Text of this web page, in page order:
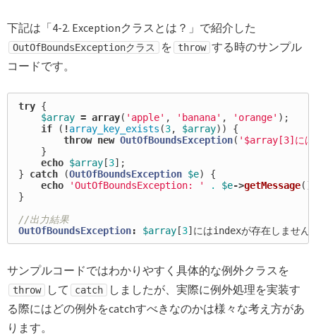
下記は「4-2. Exceptionクラスとは？」で紹介した
OutOfBoundsExceptionクラス を throw する時のサンプル
コードです。
try {
$array = array( 'apple' , 'banana' , 'orange' );
if
( !array_key_exists (3, $array))
{
throw new OutOfBoundsException( '$array[3]には
}
echo $array [3];
}
catch (OutOfBoundsException $e)
{
echo
'OutOfBoundsException: ' . $e->getMessage
}
//出力結果
OutOfBoundsException: $array [3] にはindexが存在しません
サンプルコードではわかりやすく具体的な例外クラスを
throw して catch
しましたが、実際に例外処理を実装す
る際にはどの例外をcatchすべきなのかは様々な考え方があ
ります。